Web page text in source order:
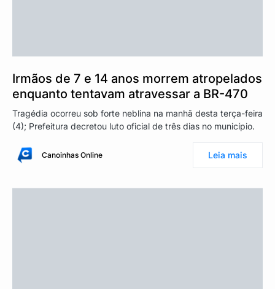
Irmãos de 7 e 14 anos morrem atropelados
enquanto tentavam atravessar a BR-470
Tragédia ocorreu sob forte neblina na manhã desta terça-feira
(4); Prefeitura decretou luto oficial de três dias no município.
Canoinhas Online Leia mais